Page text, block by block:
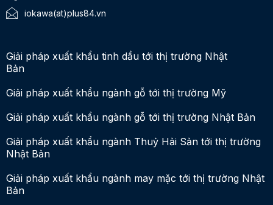
iokawa(at)plus84.vn
Giải pháp xuất khẩu tinh dầu tới thị trường Nhật
Bản
Giải pháp xuất khẩu ngành gỗ tới thị trường Mỹ
Giải pháp xuất khẩu ngành gỗ tới thị trường Nhật Bản
Giải pháp xuất khẩu ngành Thuỷ Hải Sản tới thị trường
Nhật Bản
Giải pháp xuất khẩu ngành may mặc tới thị trường Nhật
Bản